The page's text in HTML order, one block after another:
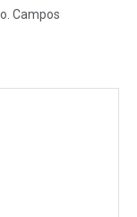
Campos